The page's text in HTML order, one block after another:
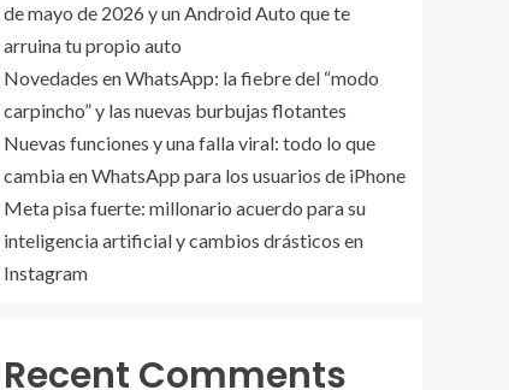
de mayo de 2026 y un Android Auto que te
arruina tu propio auto
Novedades en WhatsApp: la fiebre del “modo
carpincho” y las nuevas burbujas flotantes
Nuevas funciones y una falla viral: todo lo que
cambia en WhatsApp para los usuarios de iPhone
Meta pisa fuerte: millonario acuerdo para su
inteligencia artificial y cambios drásticos en
Instagram
Recent Comments